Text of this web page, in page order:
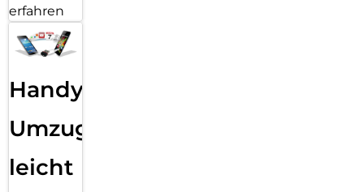
erfahren
Handy
Umzug
leicht